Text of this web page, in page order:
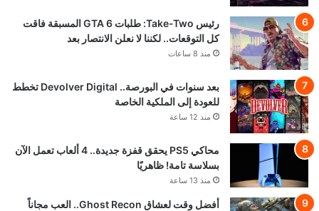
رئيس Take-Two: طلبات GTA 6 المسبقة فاقت
كل التوقعات.. لكننا لا نعلن الانتصار بعد
منذ 8 ساعات
بعد سنوات في البورصة.. Devolver Digital تخطط
للعودة إلى الملكية الخاصة
منذ 12 ساعة
محاكي PS5 يحقق قفزة جديدة.. 4 ألعاب تعمل الآن
بسلاسة تامة! ظاهريًا
منذ 13 ساعة
أفضل وقت لعشاق Ghost Recon.. العب مجاناً